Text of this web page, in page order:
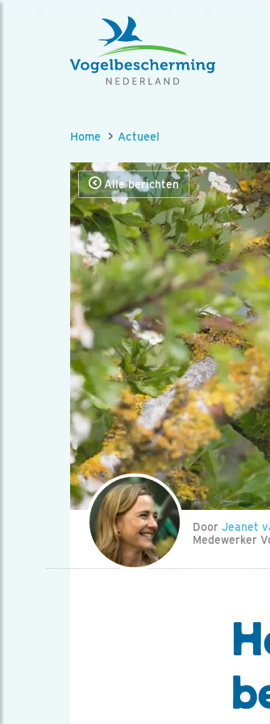
Home Actueel
Alle berichten
Door Jeanet
Medewerker